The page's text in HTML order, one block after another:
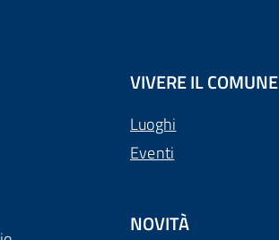
VIVERE IL COMUNE
Luoghi
Eventi
NOVITÀ